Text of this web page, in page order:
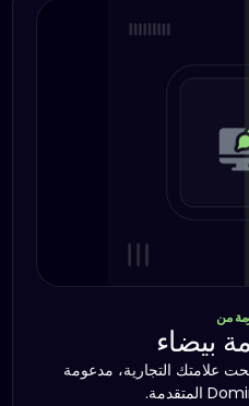
بيضاء
التجارية، مدعومة